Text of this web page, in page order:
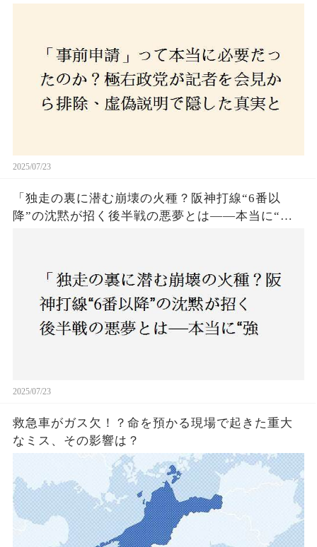
2025/07/23
「独走の裏に潜む崩壊の火種？阪神打線“6番以
降”の沈黙が招く後半戦の悪夢とは——本当に“強
2025/07/23
救急車がガス欠！？命を預かる現場で起きた重大
なミス、その影響は？